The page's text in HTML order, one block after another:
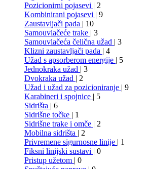
Pozicionirni pojasevi | 2
Kombinirani pojasevi | 9
Zaustavljači pada | 10
Samouvlačeće trake | 3
Samouvlačeća čelična užad | 3
Klizni zaustavljači pada | 4
Užad s apsorberom energije | 5
Jednokraka užad | 3
Dvokraka užad | 2
Užad i užad za pozicioniranje | 9
Karabineri i spojnice | 5
Sidrišta | 6
Sidrišne točke | 1
Sidrišne trake i omče | 2
Mobilna sidrišta | 2
Privremene sigurnosne linije | 1
Fiksni linijski sustavi | 0
Pristup užetom | 0